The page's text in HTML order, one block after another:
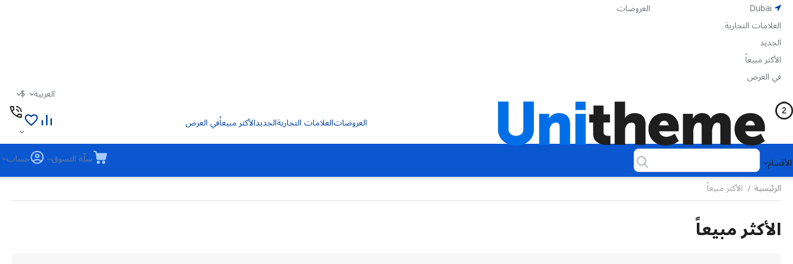
Dubai
العروضات
العلامات التجارية
الجديد
الأكثر مبيعاً
في العرض
$ العربية
العروضاتالعلامات التجاريةالجديدالأكثر مبيعاًفي العرض
الأقسام سلّة التسوق
حساب
الرئيسية / الأكثر مبيعاً
الأكثر مبيعاً